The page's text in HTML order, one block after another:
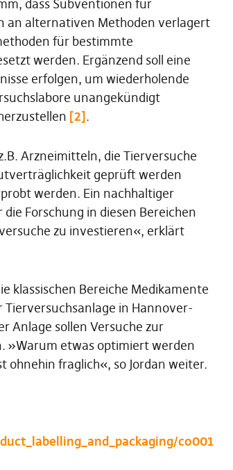
dass Subventionen für
an alternativen Methoden verlagert
für bestimmte
werden. Ergänzend soll eine
erfolgen, um wiederholende
unangekündigt
[2].
Arzneimitteln, die Tierversuche
geprüft werden
werden. Ein nachhaltiger
Forschung in diesen Bereichen
zu investieren«, erklärt
klassischen Bereiche Medikamente
Tierversuchsanlage in Hannover-
Anlage sollen Versuche zur
»Warum etwas optimiert werden
ohnehin fraglich«, so Jordan weiter.
co001